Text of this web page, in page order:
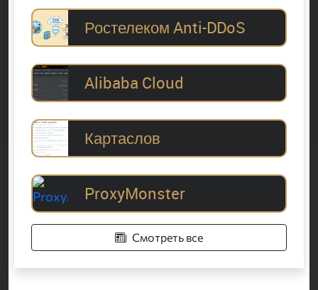
Ростелеком Anti-DDoS
Alibaba Cloud
Картаслов
ProxyMonster
Смотреть все